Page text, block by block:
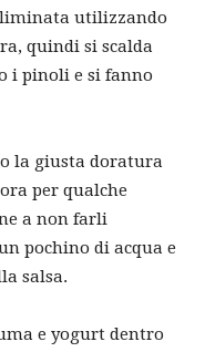
utilizzando
quindi si scalda
i pinoli e si fanno
la giusta doratura
per qualche
a non farli
pochino di acqua e
salsa.
e yogurt dentro